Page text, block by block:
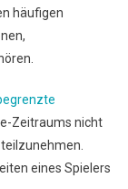
häufigen
Zeitraums nicht
eines Spielers